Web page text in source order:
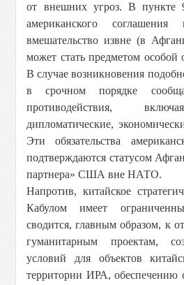
от внешних угроз. В пункте
американского соглашения
вмешательство извне (в
может стать предметом
В случае возникновения
в срочном порядке
противодействия,
дипломатические,
Эти обязательства
подтверждаются статусом
партнера» США вне НАТО.
Напротив, китайское
Кабулом имеет
сводится, главным образом, к
гуманитарным проектам,
условий для объектов
территории ИРА, обеспечению